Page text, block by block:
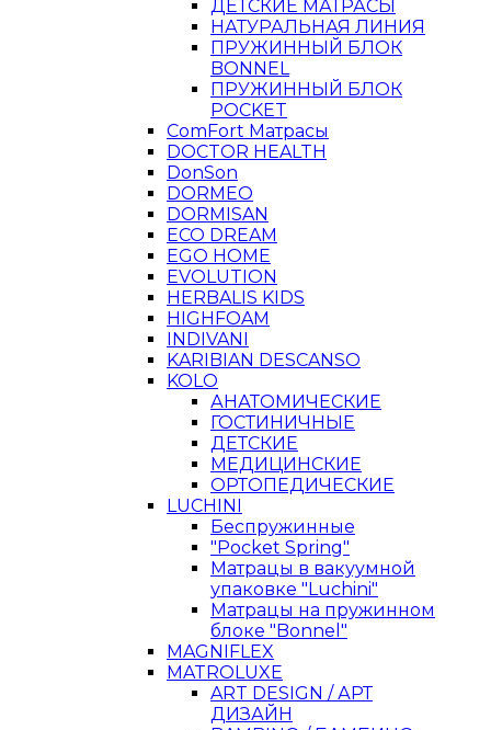
ДЕТСКИЕ МАТРАСЫ
НАТУРАЛЬНАЯ ЛИНИЯ
ПРУЖИННЫЙ БЛОК
BONNEL
ПРУЖИННЫЙ БЛОК
POCKET
ComFort Матрасы
DOCTOR HEALTH
DonSon
DORMEO
DORMISAN
ECO DREAM
EGO HOME
EVOLUTION
HERBALIS KIDS
HIGHFOAM
INDIVANI
KARIBIAN DESCANSO
KOLO
АНАТОМИЧЕСКИЕ
ГОСТИНИЧНЫЕ
ДЕТСКИЕ
МЕДИЦИНСКИЕ
ОРТОПЕДИЧЕСКИЕ
LUCHINI
Беспружинные
"Pocket Spring"
Матрацы в вакуумной
упаковке "Luchini"
Матрацы на пружинном
блоке "Bonnel"
MAGNIFLEX
MATROLUXE
ART DESIGN / АРТ
ДИЗАЙН